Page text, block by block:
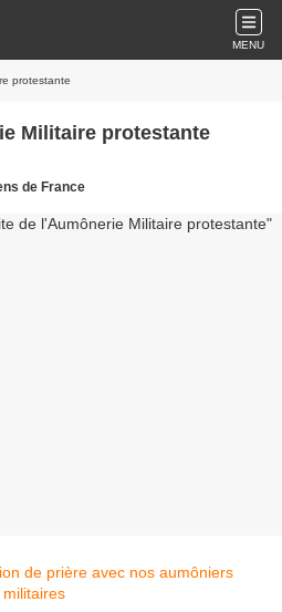
MENU
protestante
Militaire protestante
de France